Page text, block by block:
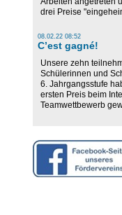
drei Preise
08.02.22 08:52
C’est gagné!
Unsere zehn
Schülerinnen und
6. Jahrgangsstufe
ersten Preis beim
Teamwettbewerb